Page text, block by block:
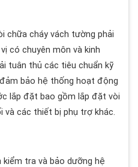
chữa cháy vách tường phải
có chuyên môn và kinh
tuân thủ các tiêu chuẩn kỹ
bảo hệ thống hoạt động
lắp đặt bao gồm lắp đặt vòi
và các thiết bị phụ trợ khác.
kiểm tra và bảo dưỡng hệ